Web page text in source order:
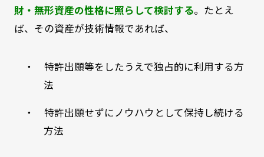
財・無形資産の性格に照らして検討する。たとえ
ば、その資産が技術情報であれば、
・ 特許出願等をしたうえで独占的に利用する方
法
・ 特許出願せずにノウハウとして保持し続ける
方法